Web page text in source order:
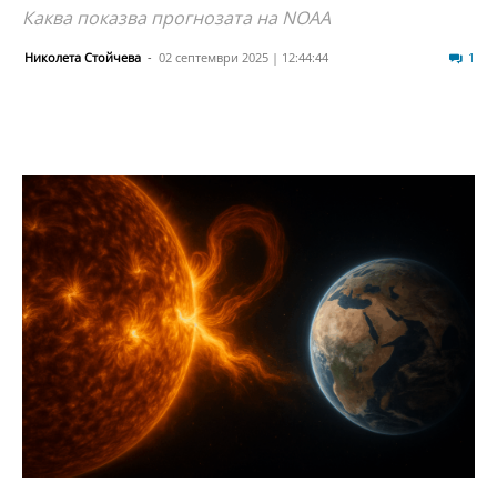
Каква показва прогнозата на NOAA
Николета Стойчева - 02 септември 2025 | 12:44:44 1